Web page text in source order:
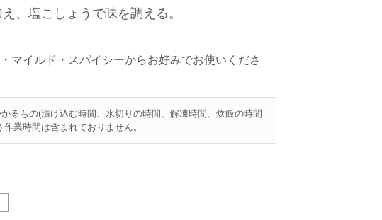
、塩こしょうで味を調える。
マイルド・スパイシーからお好みでお使いくださ
るもの(漬け込む時間、水切りの時間、解凍時間、炊飯の時間
業時間は含まれておりません。